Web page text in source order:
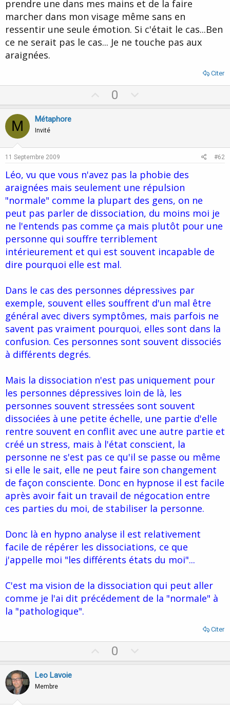
prendre une dans mes mains et de la faire
marcher dans mon visage même sans en
ressentir une seule émotion. Si c'était le cas...Ben
ce ne serait pas le cas... Je ne touche pas aux
araignées.
Citer
p
t
0
o
v
e
M Métaphore
Invité
11 Septembre 2009 #62
Léo, vu que vous n'avez pas la phobie des
araignées mais seulement une répulsion
"normale" comme la plupart des gens, on ne
peut pas parler de dissociation, du moins moi je
ne l'entends pas comme ça mais plutôt pour une
personne qui souffre terriblement
intérieurement et qui est souvent incapable de
dire pourquoi elle est mal.
Dans le cas des personnes dépressives par
exemple, souvent elles souffrent d'un mal être
général avec divers symptômes, mais parfois ne
savent pas vraiment pourquoi, elles sont dans la
confusion. Ces personnes sont souvent dissociés
à différents degrés.
Mais la dissociation n'est pas uniquement pour
les personnes dépressives loin de là, les
personnes souvent stressées sont souvent
dissociées à une petite échelle, une partie d'elle
rentre souvent en conflit avec une autre partie et
créé un stress, mais à l'état conscient, la
personne ne s'est pas ce qu'il se passe ou même
si elle le sait, elle ne peut faire son changement
de façon consciente. Donc en hypnose il est facile
après avoir fait un travail de négocation entre
ces parties du moi, de stabiliser la personne.
Donc là en hypno analyse il est relativement
facile de répérer les dissociations, ce que
j'appelle moi "les différents états du moi"...
C'est ma vision de la dissociation qui peut aller
comme je l'ai dit précédement de la "normale" à
la "pathologique".
Citer
p
0
o
Leo Lavoie
Membre